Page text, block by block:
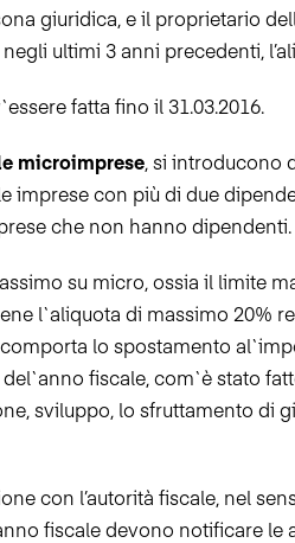
giuridica, e il proprietario
ultimi 3 anni precedenti,
fatta fino il 31.03.2016.
microimprese, si introducono
imprese con più di due
che non hanno dipendenti.
su micro, ossia il limite
l`aliquota di massimo 20%
lo spostamento
fiscale, com`è stato
sviluppo, lo sfruttamento di
con l’autorità fiscale, nel
fiscale devono notificare le